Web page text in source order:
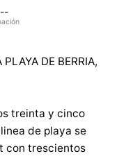
--
DE BERRIA,
treinta y cinco
de playa se
con trescientos